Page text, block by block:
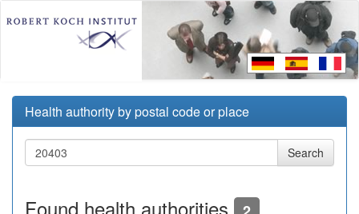
Health authority by postal code or place
Found health authorities